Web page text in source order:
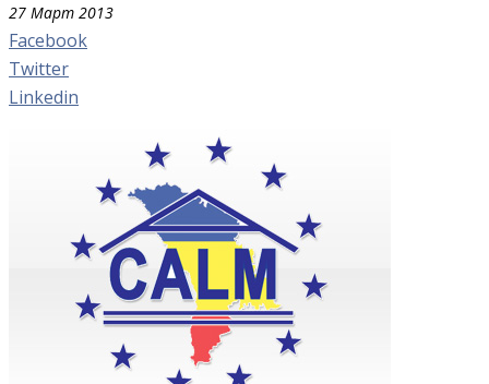
27 Март 2013
Facebook
Twitter
Linkedin